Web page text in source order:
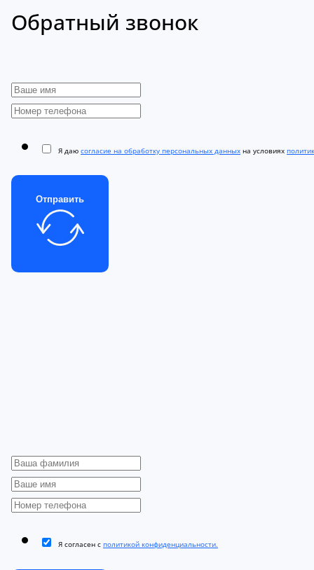
Обратный звонок
Я даю согласие на обработку персональных данных на условиях
Отправить
Я согласен с политикой конфиденциальности.